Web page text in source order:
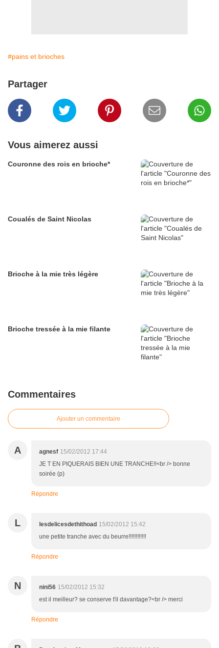
#pains et brioches
Partager
Vous aimerez aussi
Couronne des rois en brioche*
Coualés de Saint Nicolas
Brioche à la mie très légère
Brioche tressée à la mie filante
Commentaires
Ajouter un commentaire
A agnesf 15/02/2012 17:44
JE T EN PIQUERAIS BIEN UNE TRANCHE!!<br /> bonne
soirée (p)
Répondre
L lesdelicesdethithoad 15/02/2012 15:42
une petite tranche avec du beurre!!!!!!!!!!!!
Répondre
N nini56 15/02/2012 15:32
est il meilleur? se conserve t'il davantage?<br /> merci
Répondre